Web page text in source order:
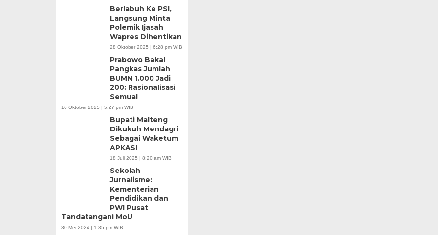
Berlabuh Ke PSI,
Langsung Minta
Polemik Ijasah
Wapres Dihentikan
28 Oktober 2025 | 6:28 pm WIB
Prabowo Bakal
Pangkas Jumlah
BUMN 1.000 Jadi
200: Rasionalisasi
Semua!
16 Oktober 2025 | 5:27 pm WIB
Bupati Malteng
Dikukuh Mendagri
Sebagai Waketum
APKASI
18 Juli 2025 | 8:20 am WIB
Sekolah
Jurnalisme:
Kementerian
Pendidikan dan
PWI Pusat
Tandatangani MoU
30 Mei 2024 | 1:35 pm WIB